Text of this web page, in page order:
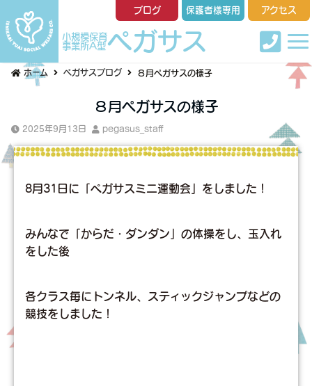
小規模保育
事業所A型ペガサス
ブログ 保護者様専用 アクセス
ホーム ペガサスブログ ８月ペガサスの様子
８月ペガサスの様子
2025年9月13日 pegasus_staff
8月31日に「ペガサスミニ運動会」をしました！
みんなで「からだ・ダンダン」の体操をし、玉入れ
をした後
各クラス毎にトンネル、スティックジャンプなどの
競技をしました！